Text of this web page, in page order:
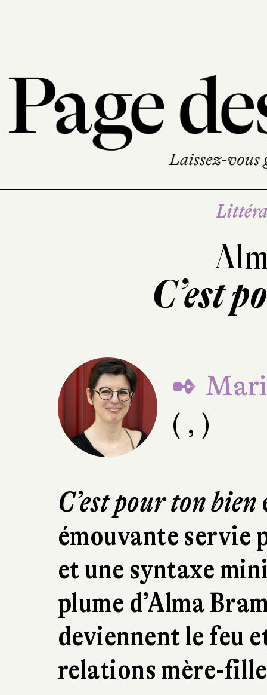
C’est
✒
( , )
C’est pour ton bien
émouvante servie
et une syntaxe
plume d’Alma
deviennent le feu
relations mère-